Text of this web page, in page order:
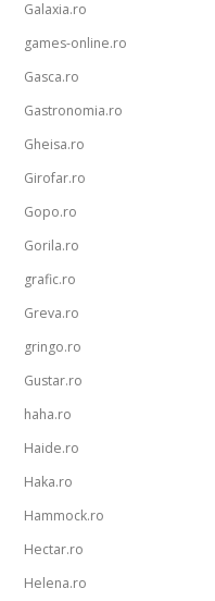
Galaxia.ro
games-online.ro
Gasca.ro
Gastronomia.ro
Gheisa.ro
Girofar.ro
Gopo.ro
Gorila.ro
grafic.ro
Greva.ro
gringo.ro
Gustar.ro
haha.ro
Haide.ro
Haka.ro
Hammock.ro
Hectar.ro
Helena.ro